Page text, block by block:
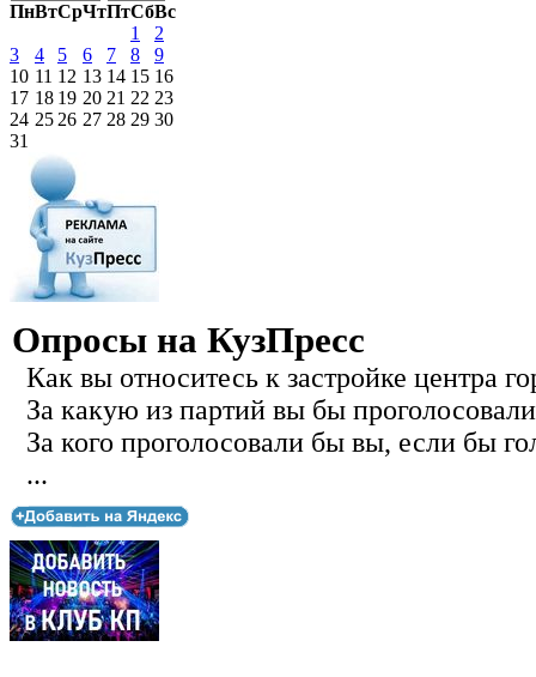
ПнВтСрЧтПтСбВс
1
2
3
4 5 6 7 8
9
10 11 12 13 14 15 16
17 18 19 20 21 22 23
24 25 26 27 28 29 30
31
Опросы на КузПресс
Как вы относитесь к застройке центра
За какую из партий вы бы
За кого проголосовали бы вы, если бы
...